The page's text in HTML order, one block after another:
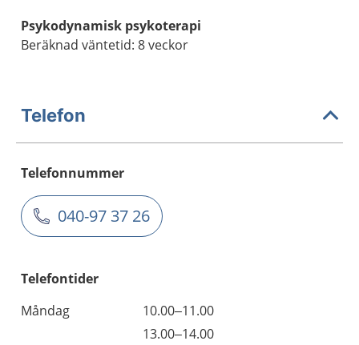
Psykodynamisk psykoterapi
Beräknad väntetid: 8 veckor
Telefon
Telefonnummer
040-97 37 26
Telefontider
Måndag
10.00–11.00
13.00–14.00